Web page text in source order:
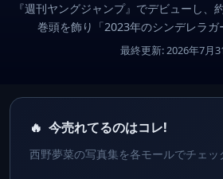
『週刊ヤングジャンプ』でデビューし、
巻頭を飾り「2023年のシンデレラガ
最終更新: 2026年7月
🔥 今売れてるのはコレ!
西野夢菜の写真集を各モールでチェッ